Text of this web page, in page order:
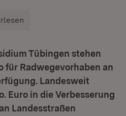
Tübingen stehen
für Radwegevorhaben an
Landesweit
Euro in die Verbesserung
Landesstraßen